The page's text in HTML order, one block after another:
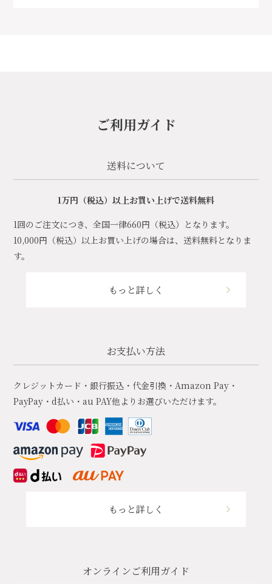
ご利用ガイド
送料について
1万円（税込）以上お買い上げで送料無料
1回のご注文につき、全国一律660円（税込）となります。
10,000円（税込）以上お買い上げの場合は、送料無料となりま
す。
もっと詳しく
お支払い方法
クレジットカード・銀行振込・代金引換・Amazon Pay・
PayPay・d払い・au PAY他よりお選びいただけます。
もっと詳しく
オンラインご利用ガイド